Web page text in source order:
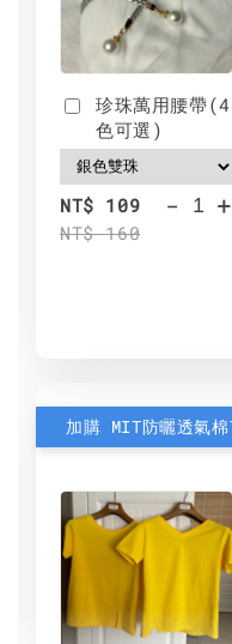
珍珠萬用腰帶(4
色可選)
NT$ 109
NT$ 160
- +